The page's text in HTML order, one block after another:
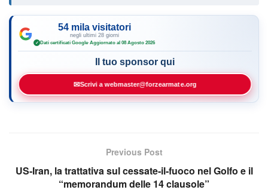
54 mila visitatori
negli ultimi 28 giorni
✓ Dati certificati Google·Aggiornato al 08 Agosto 2026
Il tuo sponsor qui
✉Scrivi a webmaster@forzearmate.org
Previous Post
US‑Iran, la trattativa sul cessate‑il‑fuoco nel Golfo e il
“memorandum delle 14 clausole”